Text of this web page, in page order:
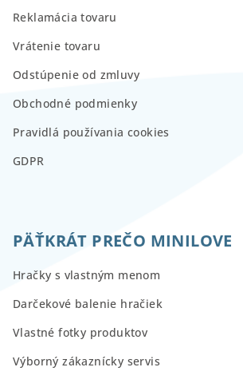
Reklamácia tovaru
Vrátenie tovaru
Odstúpenie od zmluvy
Obchodné podmienky
Pravidlá používania cookies
GDPR
PÄŤKRÁT PREČO MINILOVE
Hračky s vlastným menom
Darčekové balenie hračiek
Vlastné fotky produktov
Výborný zákaznícky servis